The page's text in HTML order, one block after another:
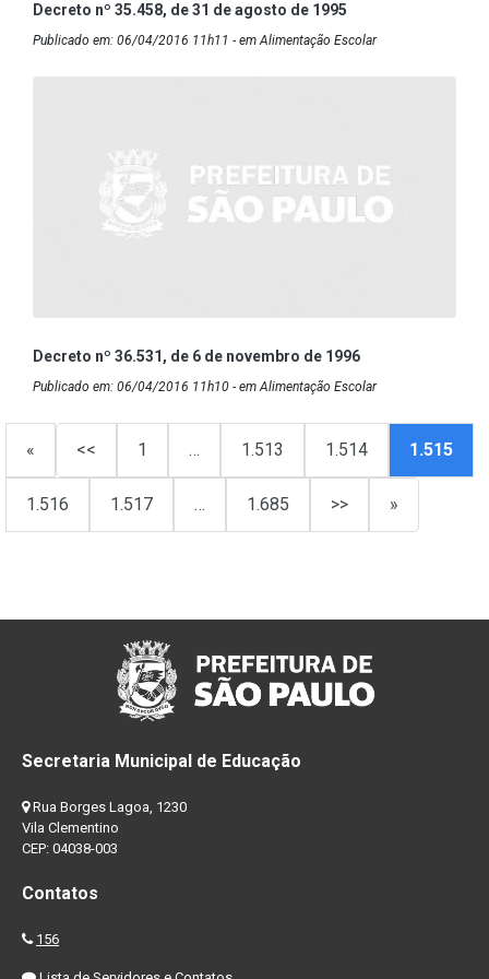
Decreto nº 35.458, de 31 de agosto de 1995
Publicado em: 06/04/2016 11h11 - em Alimentação Escolar
Decreto nº 36.531, de 6 de novembro de 1996
Publicado em: 06/04/2016 11h10 - em Alimentação Escolar
« << 1 … 1.513 1.514 1.515
1.516 1.517 … 1.685 >> »
Secretaria Municipal de Educação
Rua Borges Lagoa, 1230
Vila Clementino
CEP: 04038-003
Contatos
156